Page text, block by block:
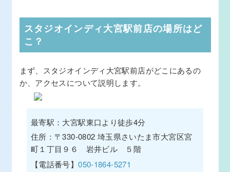
スタジオインディ大宮駅前店の場所はど
こ？
まず、スタジオインディ大宮駅前店がどこにあるの
か、アクセスについて説明します。
最寄駅：大宮駅東口より徒歩4分
住所：〒330-0802 埼玉県さいたま市大宮区宮
町１丁目９６ 岩井ビル ５階
【電話番号】050-1864-5271